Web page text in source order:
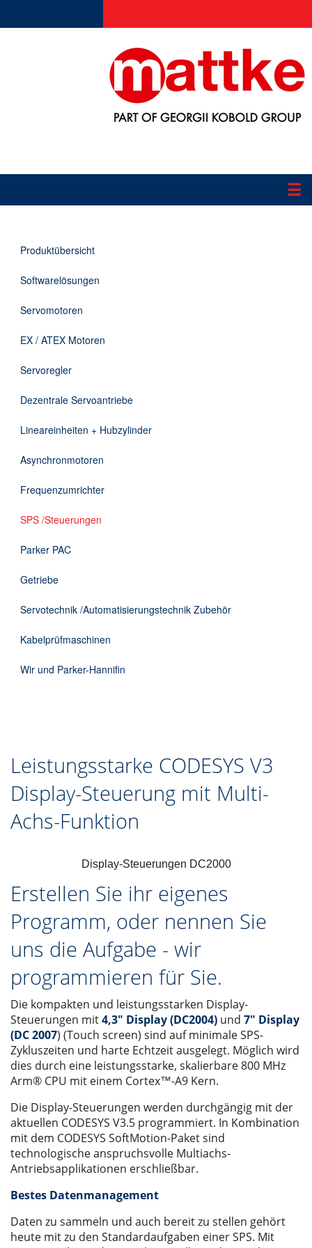
☰
Applikationen
Informationen
Downloads
Kontakt
Produktübersicht
Softwarelösungen
Servomotoren
EX / ATEX Motoren
Servoregler
Dezentrale Servoantriebe
Lineareinheiten + Hubzylinder
Asynchronmotoren
Frequenzumrichter
SPS /Steuerungen
Parker PAC
Getriebe
Servotechnik /Automatisierungstechnik Zubehör
Kabelprüfmaschinen
Wir und Parker-Hannifin
Leistungsstarke CODESYS V3
Display-Steuerung mit Multi-
Achs-Funktion
Display-Steuerungen DC2000
Erstellen Sie ihr eigenes
Programm, oder nennen Sie
uns die Aufgabe - wir
programmieren für Sie.
Die kompakten und leistungsstarken Display-
Steuerungen mit4,3" Display (DC2004) und 7" Display
(DC 2007) (Touch screen) sind auf minimale SPS-
Zykluszeiten und harte Echtzeit ausgelegt. Möglich wird
dies durch eine leistungsstarke, skalierbare 800 MHz
Arm® CPU mit einem Cortex™-A9 Kern.
Die Display-Steuerungen werden durchgängig mit der
aktuellen CODESYS V3.5 programmiert. In Kombination
mit dem CODESYS SoftMotion-Paket sind
technologische anspruchsvolle Multiachs-
Antriebsapplikationen erschließbar.
Bestes Datenmanagement
Daten zu sammeln und auch bereit zu stellen gehört
heute mit zu den Standardaufgaben einer SPS. Mit